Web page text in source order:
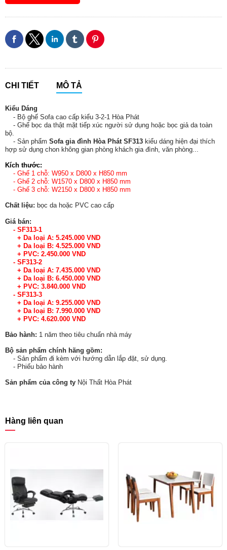
CHI TIẾT MÔ TẢ
Kiểu Dáng
- Bộ ghế Sofa cao cấp kiểu 3-2-1 Hòa Phát
- Ghế bọc da thật mặt tiếp xúc người sử dụng hoặc bọc giả da toàn
bộ.
- Sản phẩm Sofa gia đình Hòa Phát SF313 kiểu dáng hiện đại thích
hợp sử dụng chon không gian phòng khách gia đình, văn phòng...
Kích thước:
- Ghế 1 chỗ: W950 x D800 x H850 mm
- Ghế 2 chỗ: W1570 x D800 x H850 mm
- Ghế 3 chỗ: W2150 x D800 x H850 mm
Chất liệu: bọc da hoặc PVC cao cấp
Giá bán:
- SF313-1
+ Da loại A: 5.245.000 VND
+ Da loại B: 4.525.000 VND
+ PVC: 2.450.000 VND
- SF313-2
+ Da loại A: 7.435.000 VND
+ Da loại B: 6.450.000 VND
+ PVC: 3.840.000 VND
- SF313-3
+ Da loại A: 9.255.000 VND
+ Da loại B: 7.990.000 VND
+ PVC: 4.620.000 VND
Bảo hành: 1 năm theo tiêu chuẩn nhà máy
Bộ sản phẩm chính hãng gồm:
- Sản phẩm đi kèm với hướng dẫn lắp đặt, sử dụng.
- Phiếu bảo hành
Sản phẩm của công ty Nội Thất Hòa Phát
Hàng liên quan